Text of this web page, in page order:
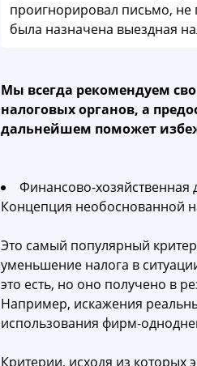
проигнорировал письмо,
была назначена выездная
Мы всегда рекомендуем
налоговых органов, а
дальнейшем поможет
Финансово-хозяйственная
Концепция необоснованной
Это самый популярный
уменьшение налога в
это есть, но оно получено в
Например, искажения
использования фирм-
Критерии, исходя из которых